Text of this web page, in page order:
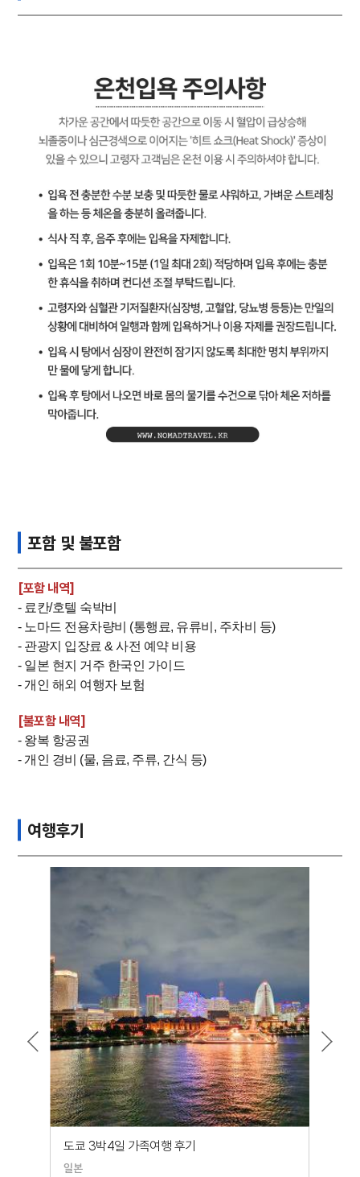
포함 및 불포함
[포함 내역]
- 료칸/호텔 숙박비
- 노마드 전용차량비 (통행료, 유류비, 주차비 등)
- 관광지 입장료 & 사전 예약 비용
- 일본 현지 거주 한국인 가이드
- 개인 해외 여행자 보험
[불포함 내역]
- 왕복 항공권
- 개인 경비 (물, 음료, 주류, 간식 등)
여행후기
도쿄 3박4일 가족여행 후기
일본